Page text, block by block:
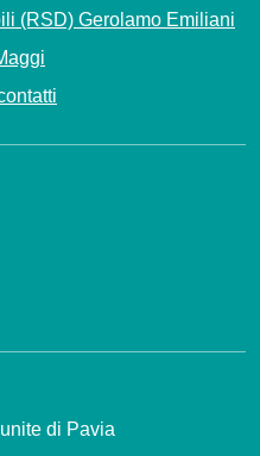
(RSD) Gerolamo Emiliani
di Pavia